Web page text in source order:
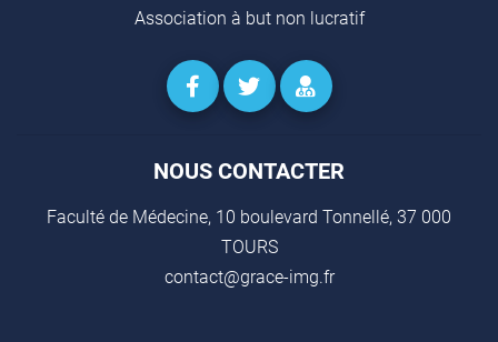
Association à but non lucratif
NOUS CONTACTER
Faculté de Médecine, 10 boulevard Tonnellé, 37 000
TOURS
contact@grace-img.fr